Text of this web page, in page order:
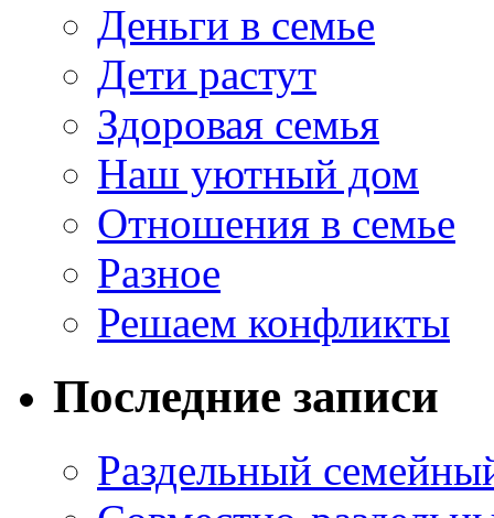
Деньги в семье
Дети растут
Здоровая семья
Наш уютный дом
Отношения в семье
Разное
Решаем конфликты
Последние записи
Раздельный